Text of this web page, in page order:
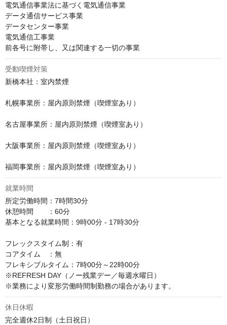
電気通信事業法に基づく電気通信事業
データ通信サービス事業
データセンター事業
電気通信工事業
前各号に附帯し、又は関連する一切の事業
受動喫煙対策
新橋本社：室内禁煙
札幌事業所：屋内原則禁煙（喫煙室あり）
名古屋事業所：屋内原則禁煙（喫煙室あり）
大阪事業所：屋内原則禁煙（喫煙室あり）
福岡事業所：屋内原則禁煙（喫煙室あり）
就業時間
所定労働時間：7時間30分
休憩時間　　：60分
基本となる就業時間：9時00分 - 17時30分
フレックスタイム制：有
コアタイム　：無
フレキシブルタイム：7時00分～22時00分
※REFRESH DAY（ノー残業デー／毎週水曜日）
※業務により変形労働時間制勤務の場合があります。
休日休暇
完全週休2日制（土日祝日）